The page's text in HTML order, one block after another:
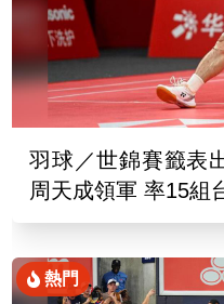
羽球／世錦賽籤表
周天成領軍
熱門